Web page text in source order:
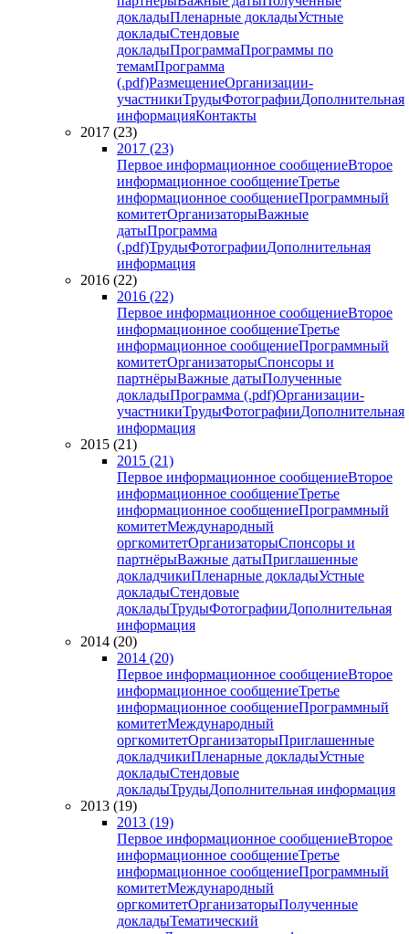
докладыПленарные докладыУстные
докладыСтендовые
докладыПрограммаПрограммы по
темамПрограмма
(.pdf)РазмещениеОрганизации-
участникиТрудыФотографииДополнительная
информацияКонтакты
2017 (23)
2017 (23)
Первое информационное сообщениеВторое
информационное сообщениеТретье
информационное сообщениеПрограммный
комитетОрганизаторыВажные
датыПрограмма
(.pdf)ТрудыФотографииДополнительная
информация
2016 (22)
2016 (22)
Первое информационное сообщениеВторое
информационное сообщениеТретье
информационное сообщениеПрограммный
комитетОрганизаторыСпонсоры и
партнёрыВажные датыПолученные
докладыПрограмма (.pdf)Организации-
участникиТрудыФотографииДополнительная
информация
2015 (21)
2015 (21)
Первое информационное сообщениеВторое
информационное сообщениеТретье
информационное сообщениеПрограммный
комитетМеждународный
оргкомитетОрганизаторыСпонсоры и
партнёрыВажные датыПриглашенные
докладчикиПленарные докладыУстные
докладыСтендовые
докладыТрудыФотографииДополнительная
информация
2014 (20)
2014 (20)
Первое информационное сообщениеВторое
информационное сообщениеТретье
информационное сообщениеПрограммный
комитетМеждународный
оргкомитетОрганизаторыПриглашенные
докладчикиПленарные докладыУстные
докладыСтендовые
докладыТрудыДополнительная информация
2013 (19)
2013 (19)
Первое информационное сообщениеВторое
информационное сообщениеТретье
информационное сообщениеПрограммный
комитетМеждународный
оргкомитетОрганизаторыПолученные
докладыТематический